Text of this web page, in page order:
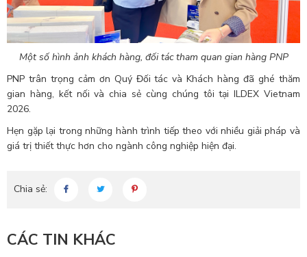
Một số hình ảnh khách hàng, đối tác tham quan gian hàng PNP
PNP trân trọng cảm ơn Quý Đối tác và Khách hàng đã ghé thăm
gian hàng, kết nối và chia sẻ cùng chúng tôi tại ILDEX Vietnam
2026.
Hẹn gặp lại trong những hành trình tiếp theo với nhiều giải pháp và
giá trị thiết thực hơn cho ngành công nghiệp hiện đại.
Chia sẻ:
CÁC TIN KHÁC